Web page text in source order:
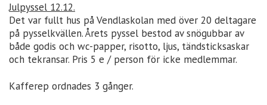
Julpyssel 12.12.
Det var fullt hus på Vendlaskolan med över 20 deltagare
på pysselkvällen. Årets pyssel bestod av snögubbar av
både godis och wc-papper, risotto, ljus, tändsticksaskar
och tekransar. Pris 5 e / person för icke medlemmar.
Kafferep ordnades 3 gånger.